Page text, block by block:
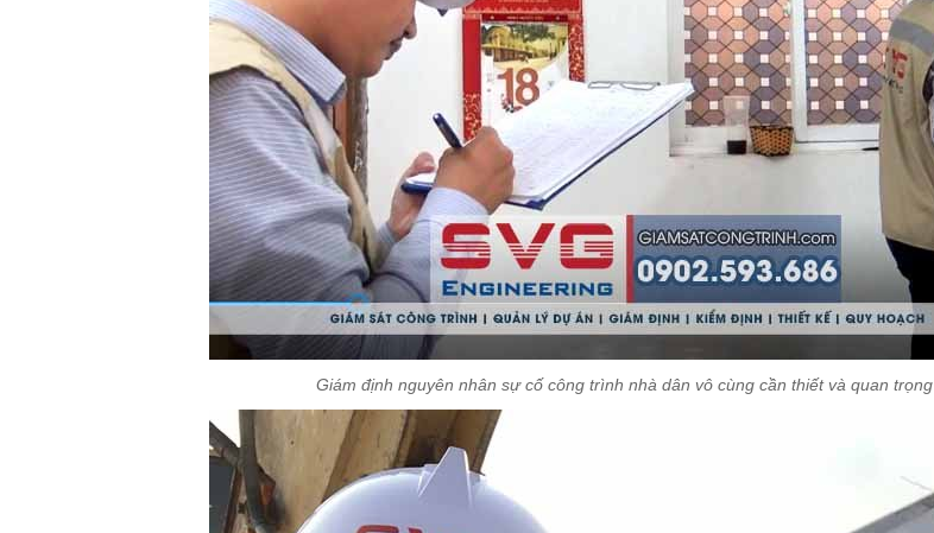
Giám định nguyên nhân sự cố công trình nhà dân vô cùng cần thiết và quan trọng